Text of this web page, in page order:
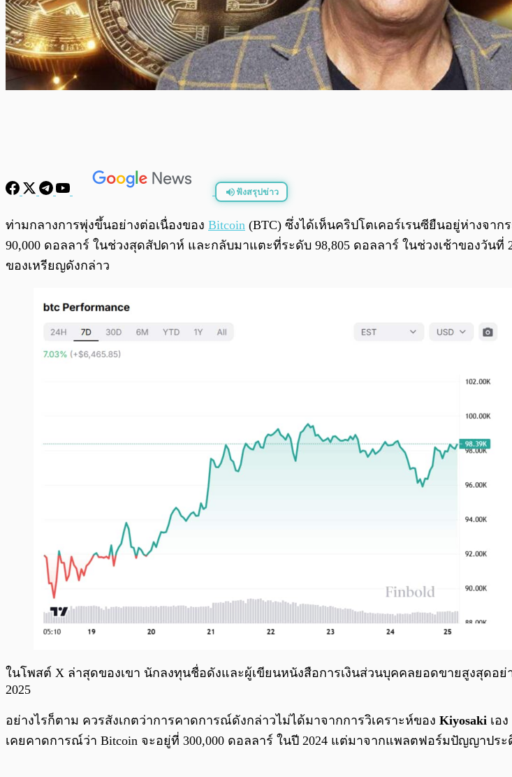
ฟังสรุปข่าว
ท่ามกลางการพุ่งขึ้นอย่างต่อเนื่องของ Bitcoin (BTC) ซึ่งได้เห็นคริปโตเคอร์เรนซียืนอยู่ห่างจา
90,000 ดอลลาร์ ในช่วงสุดสัปดาห์ และกลับมาแตะที่ระดับ 98,805 ดอลลาร์ ในช่วงเช้าของวันที่
ของเหรียญดังกล่าว
ในโพสต์ X ล่าสุดของเขา นักลงทุนชื่อดังและผู้เขียนหนังสือการเงินส่วนบุคคลยอดขายสูงสุดอย่
2025
อย่างไรก็ตาม ควรสังเกตว่าการคาดการณ์ดังกล่าวไม่ได้มาจากการวิเคราะห์ของ Kiyosaki เอ
เคยคาดการณ์ว่า Bitcoin จะอยู่ที่ 300,000 ดอลลาร์ ในปี 2024 แต่มาจากแพลตฟอร์มปัญญาปร